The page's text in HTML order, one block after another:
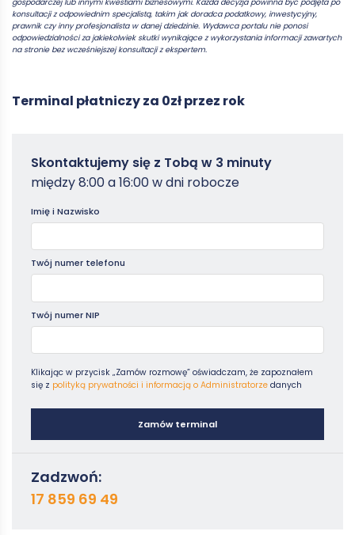
gospodarczej lub innymi kwestiami biznesowymi. Każda decyzja powinna być podjęta po
konsultacji z odpowiednim specjalistą, takim jak doradca podatkowy, inwestycyjny,
prawnik czy inny profesjonalista w danej dziedzinie. Wydawca portalu nie ponosi
odpowiedzialności za jakiekolwiek skutki wynikające z wykorzystania informacji zawartych
na stronie bez wcześniejszej konsultacji z ekspertem.
Terminal płatniczy za 0zł przez rok
Zamowterminal
Poradniki
Skontaktujemy się z Tobą w 3 minuty
między 8:00 a 16:00 w dni robocze
Imię i Nazwisko
Twój numer telefonu
Twój numer NIP
Klikając w przycisk „Zamów rozmowę” oświadczam, że zapoznałem
się z polityką prywatności i informacją o Administratorze danych
Zamów terminal
Zadzwoń:
17 859 69 49